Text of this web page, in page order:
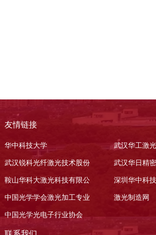
友情链接
华中科技大学 武汉华工激
武汉锐科光纤激光技术股份 武汉华日精
鞍山华科大激光科技有限公 深圳华中科
中国光学学会激光加工专业 激光制造网
中国光学光电子行业协会